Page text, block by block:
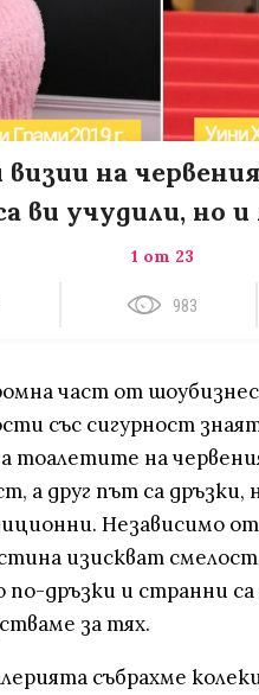
визии на
ви учудили, но
1 от 23
983
част от
със сигурност
тоалетите на
а друг път са дръзки,
Независимо
изискват
по-дръзки и странни
за тях.
събрахме